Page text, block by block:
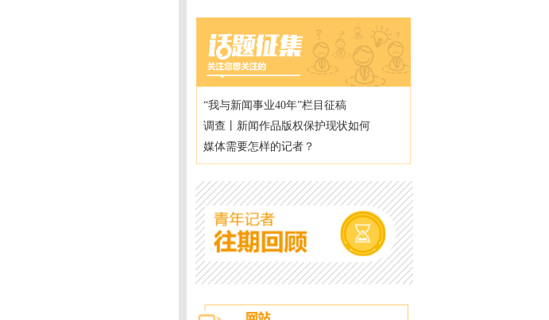
“我与新闻事业40年”栏目征稿
调查丨新闻作品版权保护现状如何
媒体需要怎样的记者？